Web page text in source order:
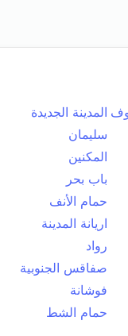
المدينة الجديدة
سليمان
المكنين
باب بحر
حمام الأنف
اريانة المدينة
رواد
صفاقس الجنوبية
فوشانة
حمام الشط